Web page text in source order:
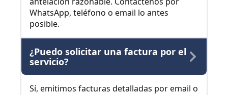
WhatsApp, teléfono o email lo antes
posible.
¿Puedo solicitar una factura por el
servicio?
Sí, emitimos facturas detalladas por email o